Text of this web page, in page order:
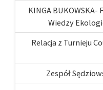
KINGA BUKOWSKA-
Wiedzy
Relacja z Turnieju
Zespół